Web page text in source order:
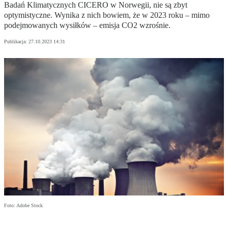
Badań Klimatycznych CICERO w Norwegii, nie są zbyt
optymistyczne. Wynika z nich bowiem, że w 2023 roku – mimo
podejmowanych wysiłków – emisja CO2 wzrośnie.
Publikacja: 27.10.2023 14:31
Foto: Adobe Stock